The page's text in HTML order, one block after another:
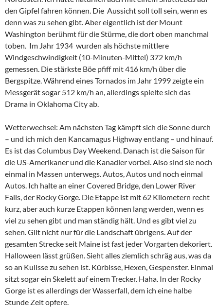
den Gipfel fahren können. Die Aussicht soll toll sein, wenn es
denn was zu sehen gibt. Aber eigentlich ist der Mount
Washington berühmt für die Stürme, die dort oben manchmal
toben. Im Jahr 1934 wurden als höchste mittlere
Windgeschwindigkeit (10-Minuten-Mittel) 372 km/h
gemessen. Die stärkste Böe pfiff mit 416 km/h über die
Bergspitze. Während eines Tornados im Jahr 1999 zeigte ein
Messgerät sogar 512 km/h an, allerdings spielte sich das
Drama in Oklahoma City ab.
Wetterwechsel: Am nächsten Tag kämpft sich die Sonne durch
– und ich mich den Kancamagus Highway entlang – und hinauf.
Es ist das Columbus Day Weekend. Danach ist die Saison für
die US-Amerikaner und die Kanadier vorbei. Also sind sie noch
einmal in Massen unterwegs. Autos, Autos und noch einmal
Autos. Ich halte an einer Covered Bridge, den Lower River
Falls, der Rocky Gorge. Die Etappe ist mit 62 Kilometern recht
kurz, aber auch kurze Etappen können lang werden, wenn es
viel zu sehen gibt und man ständig hält. Und es gibt viel zu
sehen. Gilt nicht nur für die Landschaft übrigens. Auf der
gesamten Strecke seit Maine ist fast jeder Vorgarten dekoriert.
Halloween lässt grüßen. Sieht alles ziemlich schräg aus, was da
so an Kulisse zu sehen ist. Kürbisse, Hexen, Gespenster. Einmal
sitzt sogar ein Skelett auf einem Trecker. Haha. In der Rocky
Gorge ist es allerdings der Wasserfall, dem ich eine halbe
Stunde Zeit opfere.